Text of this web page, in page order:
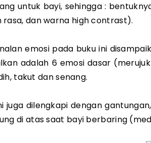
untuk bayi, sehingga :
rasa, dan warna high contrast).
emosi pada buku ini
adalah 6 emosi dasar
takut dan senang.
juga dilengkapi dengan
di atas saat bayi berbaring